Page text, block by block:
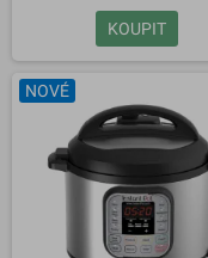
KOUPIT
NOVÉ